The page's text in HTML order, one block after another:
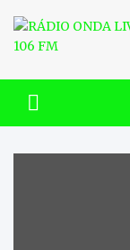
content
RÁDIO
FM